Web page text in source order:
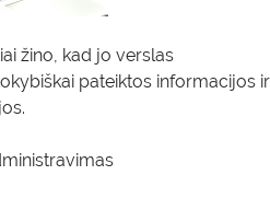
žino, kad jo verslas
pateiktos informacijos ir